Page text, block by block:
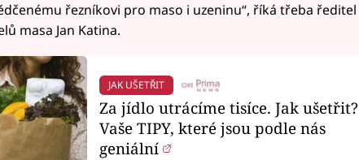
řezníkovi pro maso i uzeninu“, říká třeba ředitel
masa Jan Katina.
JAK UŠETŘIT
Za jídlo utrácíme tisíce. Jak ušetřit?
Vaše TIPY, které jsou podle nás
geniální